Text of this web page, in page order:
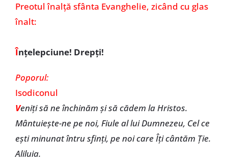
Preotul înalță sfânta Evanghelie, zicând cu glas
înalt:
Înțelepciune! Drepți!
Poporul:
Isodiconul
Veniți să ne închinăm și să cădem la Hristos.
Mântuiește-ne pe noi, Fiule al lui Dumnezeu, Cel ce
ești minunat întru sfinți, pe noi care Îți cântăm Ție.
Aliluia.